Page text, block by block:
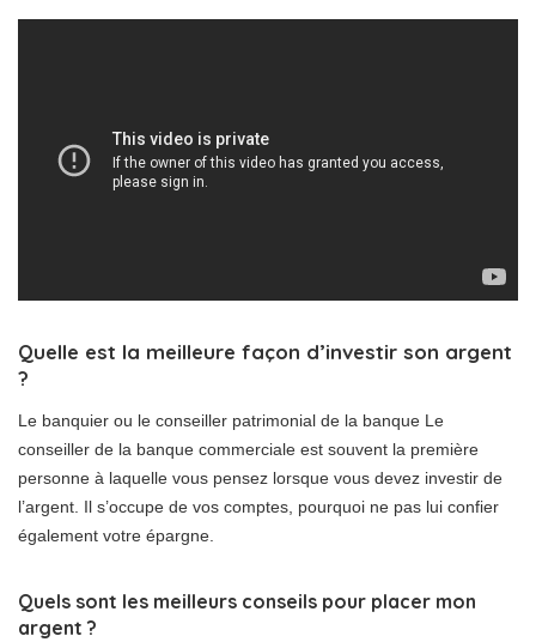
Quelle est la meilleure façon d’investir son argent
?
Le banquier ou le conseiller patrimonial de la banque Le
conseiller de la banque commerciale est souvent la première
personne à laquelle vous pensez lorsque vous devez investir de
l’argent. Il s’occupe de vos comptes, pourquoi ne pas lui confier
également votre épargne.
Quels sont les meilleurs conseils pour placer mon
argent ?